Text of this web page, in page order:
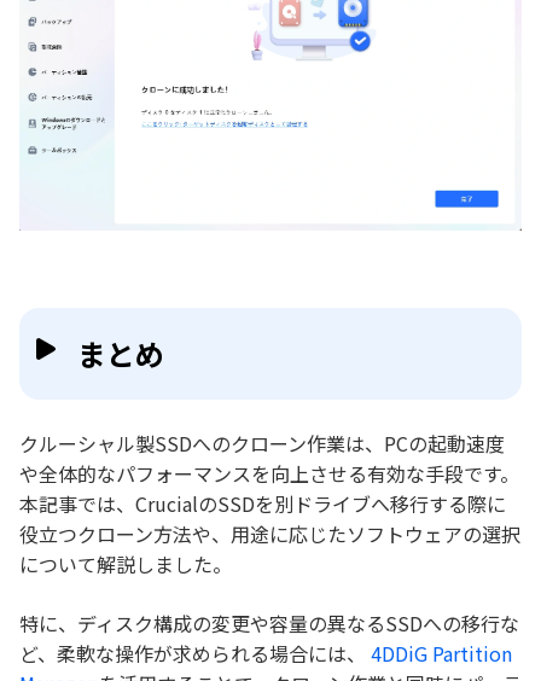
まとめ
クルーシャル製SSDへのクローン作業は、PCの起動速度
や全体的なパフォーマンスを向上させる有効な手段です。
本記事では、CrucialのSSDを別ドライブへ移行する際に
役立つクローン方法や、用途に応じたソフトウェアの選択
について解説しました。
特に、ディスク構成の変更や容量の異なるSSDへの移行な
ど、柔軟な操作が求められる場合には、 4DDiG Partition